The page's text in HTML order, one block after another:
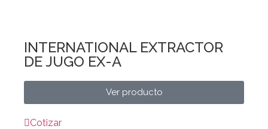
INTERNATIONAL EXTRACTOR
DE JUGO EX-A
Ver producto
Cotizar